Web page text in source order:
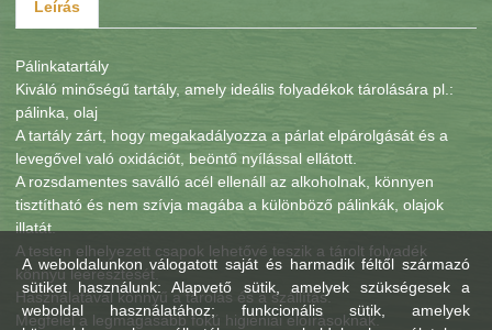
Leírás
Pálinkatartály
Kiváló minőségű tartály, amely ideális folyadékok tárolására pl.:
pálinka, olaj
A tartály zárt, hogy megakadályozza a párlat elpárolgását és a
levegővel való oxidációt, beöntő nyílással ellátott.
A rozsdamentes saválló acél ellenáll az alkoholnak, könnyen
tisztítható és nem szívja magába a különböző pálinkák, olajok
illatát.
A testen elhelyezett csapok lehetővé teszik a tárolt folyadék
könnyű leeresztését.
Használatával könnyű a tárolás és a szállítás.
Megfelel a legmagasabb fokú higiéniai előírásoknak.
A weboldalunkon válogatott saját és harmadik féltől származó
sütiket használunk: Alapvető sütik, amelyek szükségesek a
weboldal használatához; funkcionális sütik, amelyek